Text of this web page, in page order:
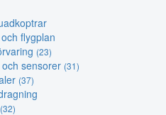
flygplan
(23)
sensorer (31)
(37)
(32)